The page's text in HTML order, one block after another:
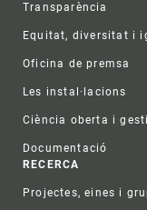
Transparència
Equitat, diversitat i
Oficina de premsa
Les instal·lacions
Ciència oberta i
Documentació
RECERCA
Projectes, eines i